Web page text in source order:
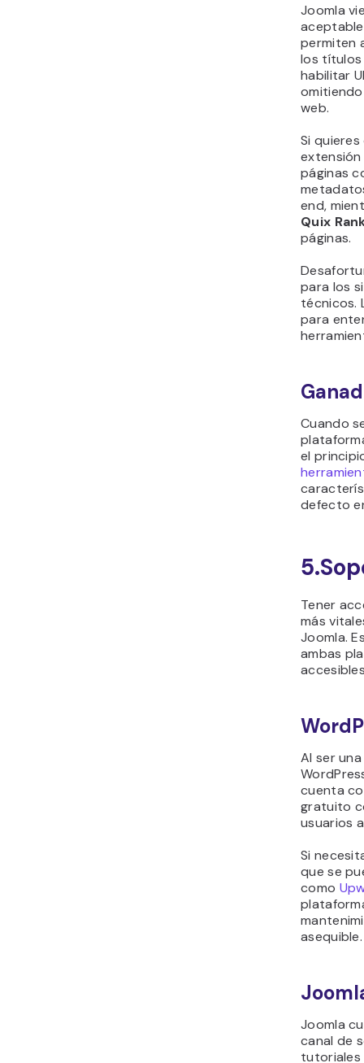
Joomla
permiten
los títulos
habilitar
web.
Si
páginas
end,
Quix
páginas.
para los
técnicos.
para
Cuando
el
defecto
Tener
más
Joomla.
ambas
Al ser
cuenta
gratuito
usuarios
Si
que se
como
asequible.
Joomla
canal de
tutoriales